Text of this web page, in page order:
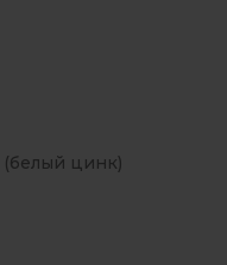
цинк)